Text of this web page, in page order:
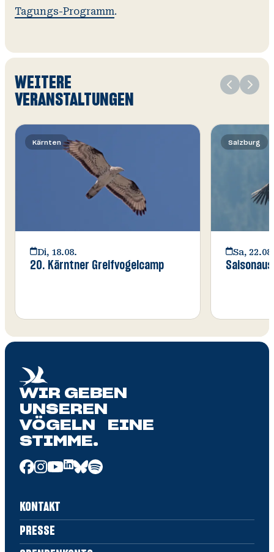
Tagungs-Programm.
WEITERE
VERANSTALTUNGEN
Kärnten
Di, 18.08.
20. Kärntner Greifvogelcamp
Salzburg
Sa,
Slide
1
von
WIR GEBEN
UNSEREN
VÖGELN EINE
STIMME.
KONTAKT
PRESSE